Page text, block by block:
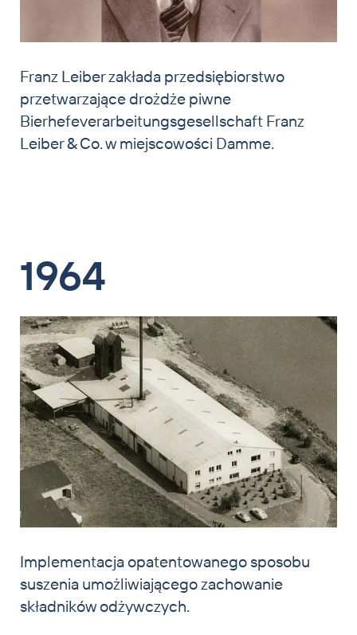
Franz Leiber zakłada przedsiębiorstwo
przetwarzające drożdże piwne
Bierhefeverarbeitungsgesellschaft Franz
Leiber & Co. w miejscowości Damme.
1964
Implementacja opatentowanego sposobu
suszenia umożliwiającego zachowanie
składników odżywczych.